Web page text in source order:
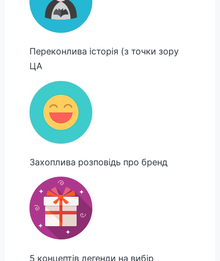
Переконлива історія (з точки зору
ЦА
Захоплива розповідь про бренд
5 концептів легенди на вибір